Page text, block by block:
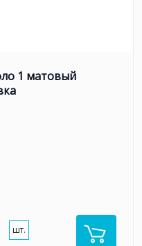
1 матовый
шт.